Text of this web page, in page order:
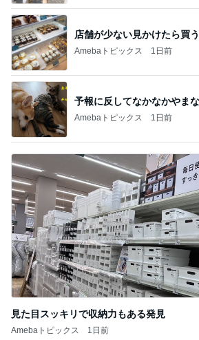
店舗が少ない見かけたら買
Amebaトピックス 1日前
予報に反してなかなかやま
Amebaトピックス 1日前
見た目スッキリで収納力もある発見
Amebaトピックス 1日前